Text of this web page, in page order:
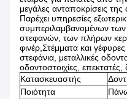
μεγάλες ανταποκρίσεις της
Παρέχει υπηρεσίες
συμπεριλαμβανομένων των
στεφανών, των πλήρων
φινέρ,Στέμματα και
στεφάνια, μεταλλικές
οδοντοστοιχίες, επεκτατές,
Κατασκευαστής
Ποιότητα